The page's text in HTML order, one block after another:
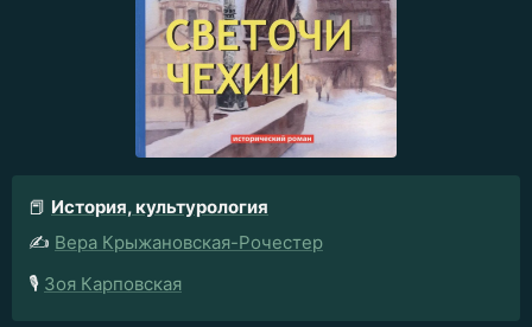
📕 История, культурология
✍️ Вера Крыжановская-Рочестер
🎙️ Зоя Карповская